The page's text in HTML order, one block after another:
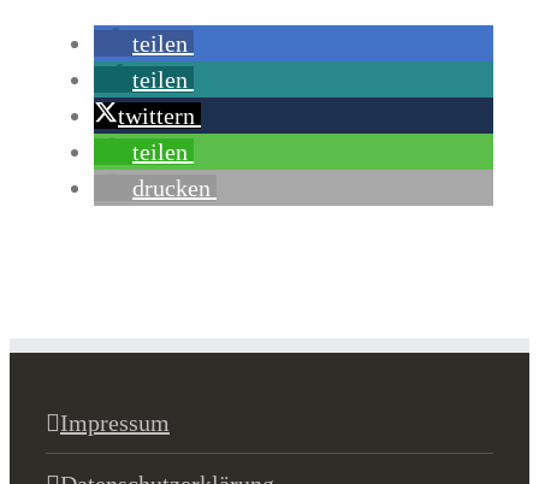
teilen
teilen
twittern
teilen
drucken
Impressum